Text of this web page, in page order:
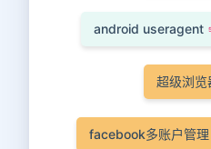
android useragent 5
超级浏览
facebook多账户管理